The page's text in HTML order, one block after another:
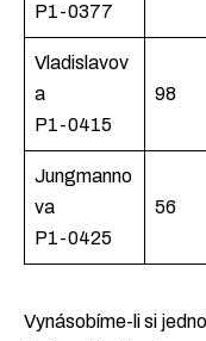
P1-0377
Vladislavov
a
P1-0415
98
Jungmanno
va
P1-0425
56
Vynásobíme-li si